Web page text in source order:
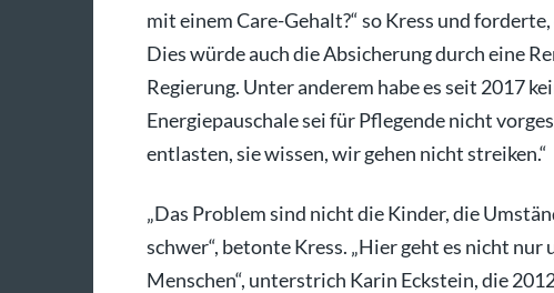
mit einem Care-Gehalt?“ so Kress und
Dies würde auch die Absicherung durch eine
Regierung. Unter anderem habe es seit 2017
Energiepauschale sei für Pflegende nicht
entlasten, sie wissen, wir gehen nicht streiken.“
„Das Problem sind nicht die Kinder, die
schwer“, betonte Kress. „Hier geht es nicht nur
Menschen“, unterstrich Karin Eckstein, die